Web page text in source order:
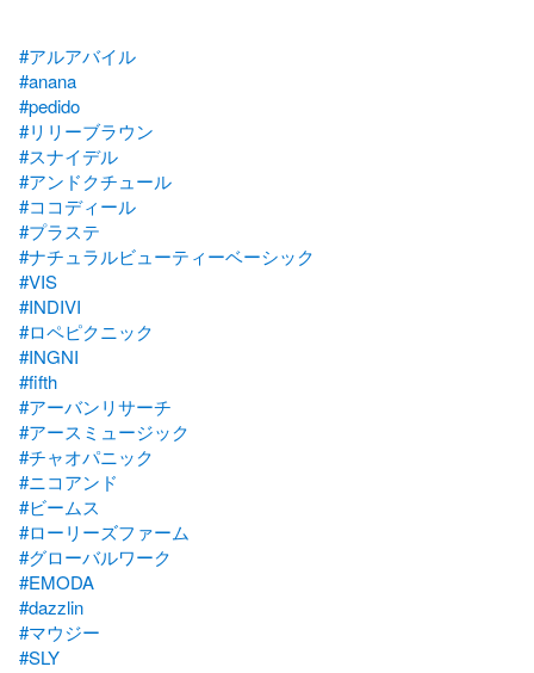
#アルアバイル
#anana
#pedido
#リリーブラウン
#スナイデル
#アンドクチュール
#ココディール
#プラステ
#ナチュラルビューティーベーシック
#VIS
#INDIVI
#ロペピクニック
#INGNI
#fifth
#アーバンリサーチ
#アースミュージック
#チャオパニック
#ニコアンド
#ビームス
#ローリーズファーム
#グローバルワーク
#EMODA
#dazzlin
#マウジー
#SLY